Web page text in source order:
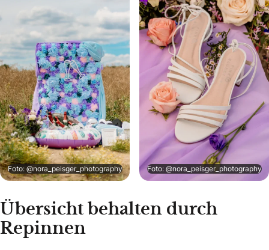
Foto: @nora_peisger_photography Foto: @nora_peisger_photography
Übersicht behalten durch
Repinnen